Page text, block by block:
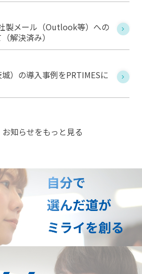
製メール（Outlook等）への
解決済み）
）の導入事例をPRTIMESに
お知らせをもっと見る